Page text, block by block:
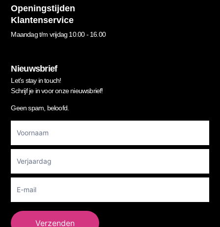
Openingstijden
Klantenservice
Maandag t/m vrijdag 10.00 - 16.00
Nieuwsbrief
Let’s stay in touch!
Schrijf je in voor onze nieuwsbrief!
Geen spam, beloofd.
Newsletter
Verzenden